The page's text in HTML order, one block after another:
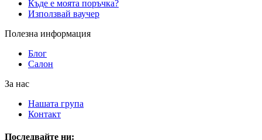
Къде е моята поръчка?
Използвай ваучер
Полезна информация
Блог
Салон
За нас
Нашата група
Контакт
Последвайте ни: